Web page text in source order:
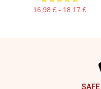
16,98 £ - 18,17 £